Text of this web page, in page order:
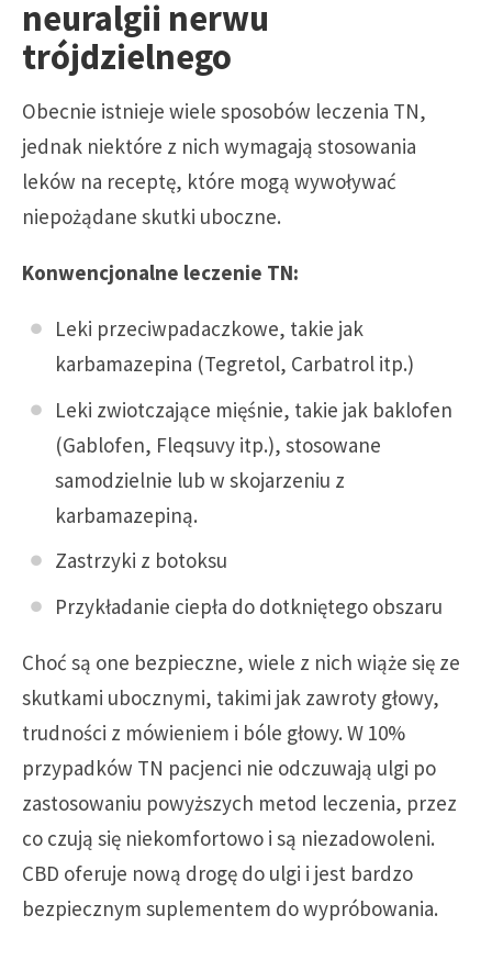
neuralgii nerwu
trójdzielnego
Obecnie istnieje wiele sposobów leczenia TN,
jednak niektóre z nich wymagają stosowania
leków na receptę, które mogą wywoływać
niepożądane skutki uboczne.
Konwencjonalne leczenie TN:
Leki przeciwpadaczkowe, takie jak
karbamazepina (Tegretol, Carbatrol itp.)
Leki zwiotczające mięśnie, takie jak baklofen
(Gablofen, Fleqsuvy itp.), stosowane
samodzielnie lub w skojarzeniu z
karbamazepiną.
Zastrzyki z botoksu
Przykładanie ciepła do dotkniętego obszaru
Choć są one bezpieczne, wiele z nich wiąże się ze
skutkami ubocznymi, takimi jak zawroty głowy,
trudności z mówieniem i bóle głowy. W 10%
przypadków TN pacjenci nie odczuwają ulgi po
zastosowaniu powyższych metod leczenia, przez
co czują się niekomfortowo i są niezadowoleni.
CBD oferuje nową drogę do ulgi i jest bardzo
bezpiecznym suplementem do wypróbowania.